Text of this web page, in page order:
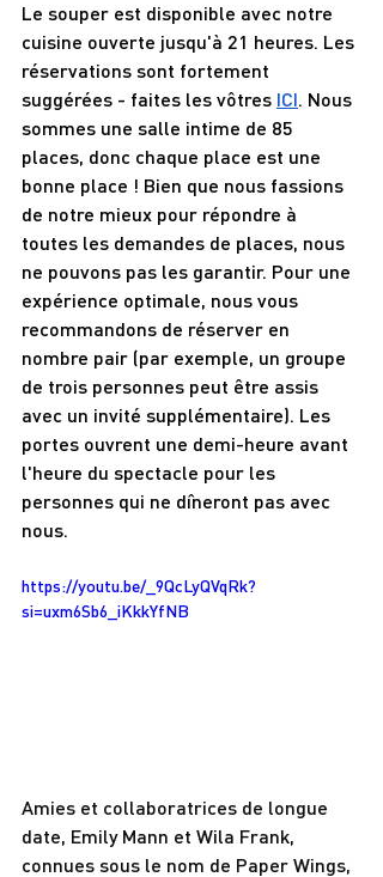
Le souper est disponible avec notre
cuisine ouverte jusqu'à 21 heures. Les
réservations sont fortement
suggérées - faites les vôtres ICI. Nous
sommes une salle intime de 85
places, donc chaque place est une
bonne place ! Bien que nous fassions
de notre mieux pour répondre à
toutes les demandes de places, nous
ne pouvons pas les garantir. Pour une
expérience optimale, nous vous
recommandons de réserver en
nombre pair (par exemple, un groupe
de trois personnes peut être assis
avec un invité supplémentaire). Les
portes ouvrent une demi-heure avant
l'heure du spectacle pour les
personnes qui ne dîneront pas avec
nous.
https://youtu.be/_9QcLyQVqRk?
si=uxm6Sb6_iKkkYfNB
Amies et collaboratrices de longue
date, Emily Mann et Wila Frank,
connues sous le nom de Paper Wings,